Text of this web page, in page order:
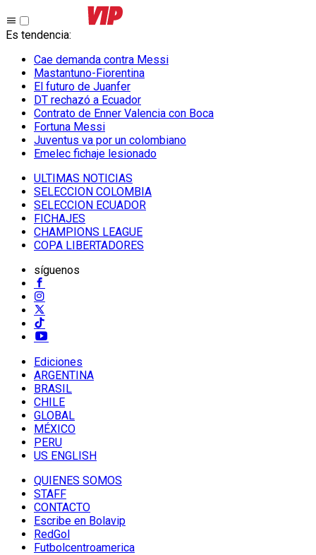
Es tendencia:
Cae demanda contra Messi
Mastantuno-Fiorentina
El futuro de Juanfer
DT rechazó a Ecuador
Contrato de Enner Valencia con Boca
Fortuna Messi
Juventus va por un colombiano
Emelec fichaje lesionado
ULTIMAS NOTICIAS
SELECCION COLOMBIA
SELECCION ECUADOR
FICHAJES
CHAMPIONS LEAGUE
COPA LIBERTADORES
síguenos
Ediciones
ARGENTINA
BRASIL
CHILE
GLOBAL
MÉXICO
PERU
US ENGLISH
QUIENES SOMOS
STAFF
CONTACTO
Escribe en Bolavip
RedGol
Futbolcentroamerica